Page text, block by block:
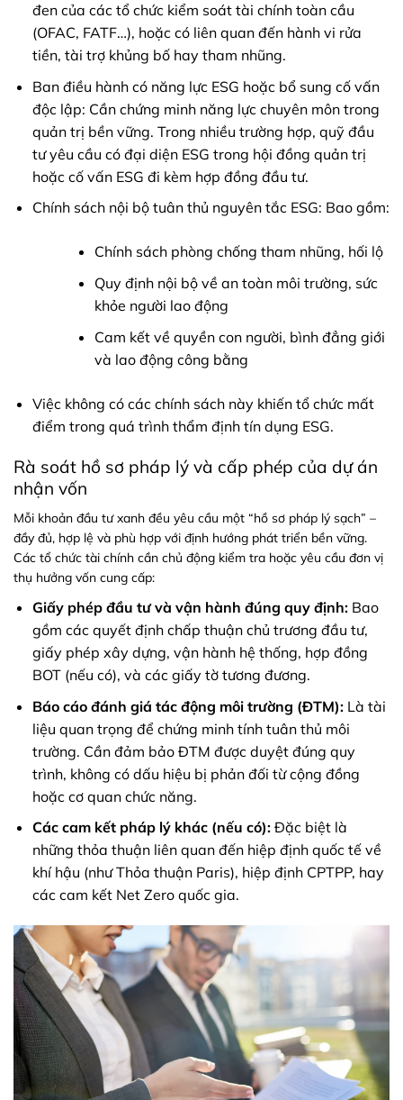
đen của các tổ chức kiểm soát tài chính toàn cầu
(OFAC, FATF…), hoặc có liên quan đến hành vi rửa
tiền, tài trợ khủng bố hay tham nhũng.
Ban điều hành có năng lực ESG hoặc bổ sung cố vấn
độc lập: Cần chứng minh năng lực chuyên môn trong
quản trị bền vững. Trong nhiều trường hợp, quỹ đầu
tư yêu cầu có đại diện ESG trong hội đồng quản trị
hoặc cố vấn ESG đi kèm hợp đồng đầu tư.
Chính sách nội bộ tuân thủ nguyên tắc ESG: Bao gồm:
Chính sách phòng chống tham nhũng, hối lộ
Quy định nội bộ về an toàn môi trường, sức
khỏe người lao động
Cam kết về quyền con người, bình đẳng giới
và lao động công bằng
Việc không có các chính sách này khiến tổ chức mất
điểm trong quá trình thẩm định tín dụng ESG.
Rà soát hồ sơ pháp lý và cấp phép của dự án
nhận vốn
Mỗi khoản đầu tư xanh đều yêu cầu một “hồ sơ pháp lý sạch” –
đầy đủ, hợp lệ và phù hợp với định hướng phát triển bền vững.
Các tổ chức tài chính cần chủ động kiểm tra hoặc yêu cầu đơn vị
thụ hưởng vốn cung cấp:
Giấy phép đầu tư và vận hành đúng quy định:Bao
gồm các quyết định chấp thuận chủ trương đầu tư,
giấy phép xây dựng, vận hành hệ thống, hợp đồng
BOT (nếu có), và các giấy tờ tương đương.
Báo cáo đánh giá tác động môi trường (ĐTM):Là tài
liệu quan trọng để chứng minh tính tuân thủ môi
trường. Cần đảm bảo ĐTM được duyệt đúng quy
trình, không có dấu hiệu bị phản đối từ cộng đồng
hoặc cơ quan chức năng.
Các cam kết pháp lý khác (nếu có):Đặc biệt là
những thỏa thuận liên quan đến hiệp định quốc tế về
khí hậu (như Thỏa thuận Paris), hiệp định CPTPP, hay
các cam kết Net Zero quốc gia.